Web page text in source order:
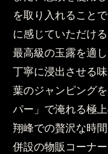
を取り入れること
に感じていただけ
最高級の玉露を適
丁寧に浸出させる
葉のジャンピング
パー」で淹れる極上
翔峰での贅沢な時
併設の物販コーナ